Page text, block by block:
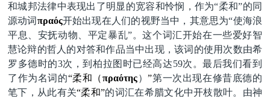
和城邦法律中表现出了明显的宽容和怜悯，作为“柔和”的同
源动词πραός开始出现在人们的视野当中，其意思为“使海浪
平息、安抚动物、平定暴乱”。这个词汇开始在一些爱好智
慧论辩的哲人的对答和作品当中出现，该词的使用次数由希
罗多德时的3次，到柏拉图时已经高达59次。最后我们看到
了作为名词的“柔和（πραότης）”第一次出现在修昔底德的
笔下，从此有关“柔和”的词汇在希腊文化中开枝散叶。由神